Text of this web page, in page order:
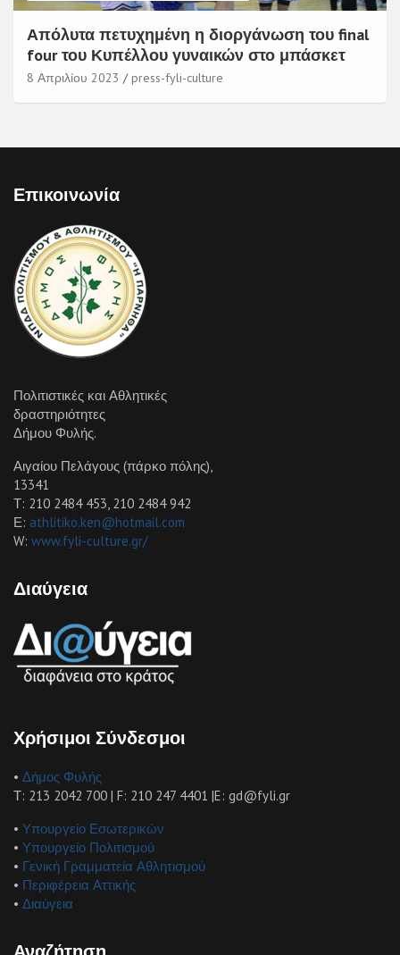
Απόλυτα πετυχημένη η διοργάνωση του final
four του Κυπέλλου γυναικών στο μπάσκετ
8 Απριλίου 2023 press-fyli-culture
Επικοινωνία
Πολιτιστικές και Αθλητικές
δραστηριότητες
Δήμου Φυλής.
Αιγαίου Πελάγους (πάρκο πόλης),
13341
Τ: 210 2484 453, 210 2484 942
Ε: athlitiko.ken@hotmail.com
W: www.fyli-culture.gr/
Διαύγεια
Χρήσιμοι Σύνδεσμοι
• Δήμος Φυλής
Τ: 213 2042 700 | F: 210 247 4401 |E: gd@fyli.gr
• Υπουργείο Εσωτερικών
• Υπουργείο Πολιτισμού
• Γενική Γραμματεία Αθλητισμού
• Περιφέρεια Αττικής
• Διαύγεια